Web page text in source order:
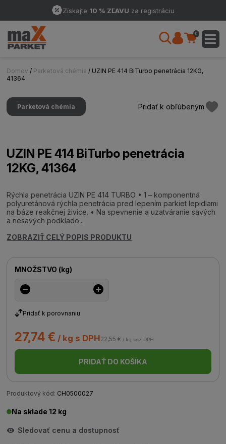
Získajte 10 % ZĽAVU za registráciu
0
Domov / Parketová chémia / UZIN PE 414 BiTurbo penetrácia 12KG,
41364
Parketová chémia Pridať k obľúbeným
UZIN PE 414 BiTurbo penetrácia
12KG, 41364
Rýchla penetrácia UZIN PE 414 TURBO • 1 – komponentná
polyuretánová rýchla penetrácia pred lepením parkiet lepidlami
na báze reakčnej živice. • Na spevnenie a uzatváranie savých
a nesavých podklado...
ZOBRAZIŤ CELÝ POPIS PRODUKTU
MNOŽSTVO (kg)
Pridať k porovnaniu
27,74 € / kg s DPH22,55 € / kg bez DPH
PRIDAŤ DO KOŠÍKA
Produktový kód: CH0500027
Na sklade 12 kg
Sledovať cenu a dostupnosť